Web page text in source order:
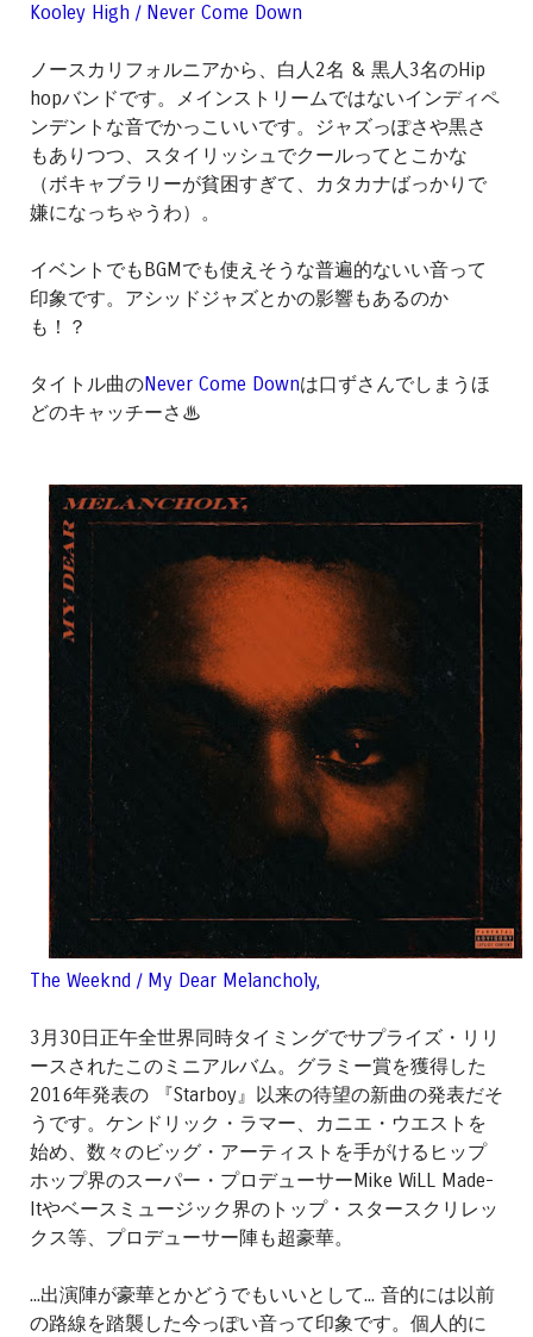
Kooley High / Never Come Down
ノースカリフォルニアから、白人2名 & 黒人3名のHip
hopバンドです。メインストリームではないインディペ
ンデントな音でかっこいいです。ジャズっぽさや黒さ
もありつつ、スタイリッシュでクールってとこかな
（ボキャブラリーが貧困すぎて、カタカナばっかりで
嫌になっちゃうわ）。
イベントでもBGMでも使えそうな普遍的ないい音って
印象です。アシッドジャズとかの影響もあるのか
も！？
タイトル曲のNever Come Downは口ずさんでしまうほ
どのキャッチーさ♨︎
The Weeknd / My Dear Melancholy,
3月30日正午全世界同時タイミングでサプライズ・リリ
ースされたこのミニアルバム。グラミー賞を獲得した
2016年発表の 『Starboy』以来の待望の新曲の発表だそ
うです。ケンドリック・ラマー、カニエ・ウエストを
始め、数々のビッグ・アーティストを手がけるヒップ
ホップ界のスーパー・プロデューサーMike WiLL Made-
Itやベースミュージック界のトップ・スタースクリレッ
クス等、プロデューサー陣も超豪華。
...出演陣が豪華とかどうでもいいとして... 音的には以前
の路線を踏襲した今っぽい音って印象です。個人的に